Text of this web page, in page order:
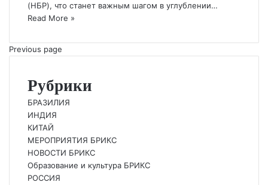
(НБР), что станет важным шагом в углублении…
Read More »
Previous page
Рубрики
БРАЗИЛИЯ
ИНДИЯ
КИТАЙ
МЕРОПРИЯТИЯ БРИКС
НОВОСТИ БРИКС
Образование и культура БРИКС
РОССИЯ